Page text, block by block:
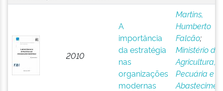
2010
A
importância
da estratégia
nas
organizações
modernas
Martins,
Humberto
Falcão;
Ministério da
Agricultura,
Pecuária e